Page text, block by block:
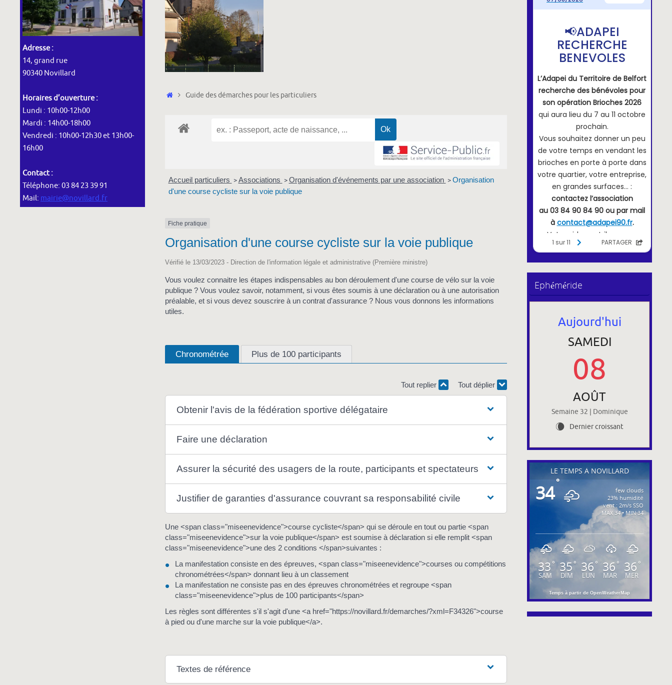
Accueil
Guide des démarches pour les particuliers
Accueil particuliers > Associations > Organisation d'événements par une association > Organisation
d'une course cycliste sur la voie publique
Fiche pratique
Organisation d'une course cycliste sur la voie publique
Vérifié le 13/03/2023 - Direction de l'information légale et administrative (Première ministre)
Vous voulez connaitre les étapes indispensables au bon déroulement d'une course de vélo sur la voie
publique ? Vous voulez savoir, notamment, si vous êtes soumis à une déclaration ou à une autorisation
préalable, et si vous devez souscrire à un contrat d'assurance ? Nous vous donnons les informations
utiles.
Chronométrée Plus de 100 participants
Tout replier Tout déplier
Obtenir l'avis de la fédération sportive délégataire
Faire une déclaration
Assurer la sécurité des usagers de la route, participants et spectateurs
Justifier de garanties d'assurance couvrant sa responsabilité civile
Une <span class="miseenevidence">course cycliste</span> qui se déroule en tout ou partie <span
class="miseenevidence">sur la voie publique</span> est soumise à déclaration si elle remplit <span
class="miseenevidence">une des 2 conditions </span>suivantes :
La manifestation consiste en des épreuves, <span class="miseenevidence">courses ou compétitions
chronométrées</span> donnant lieu à un classement
La manifestation ne consiste pas en des épreuves chronométrées et regroupe <span
class="miseenevidence">plus de 100 participants</span>
Les règles sont différentes s'il s'agit d'une <a href="https://novillard.fr/demarches/?xml=F34326">course
à pied ou d'une marche sur la voie publique</a>.
Textes de référence
Adresse :
14, grand rue
90340 Novillard
Horaires d’ouverture :
Lundi : 10h00-12h00
Mardi : 14h00-18h00
Vendredi : 10h00-12h30 et 13h00-
16h00
Contact :
Téléphone: 03 84 23 39 91
Mail: mairie@novillard.fr
Ephéméride
Aujourd'hui
SAMEDI
08
AOÛT
Semaine 32 | Dominique
W Dernier croissant
LE TEMPS À NOVILLARD
34°
few clouds
23% humidité
vent : 2m/s SSO
MAX 34 • MIN 34
33 °
SAM
35 °
DIM
36 °
LUN
36 °
MAR
36 °
MER
Temps à partir de OpenWeatherMap